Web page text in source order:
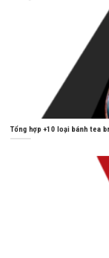
Tổng hợp +10 loại bánh tea